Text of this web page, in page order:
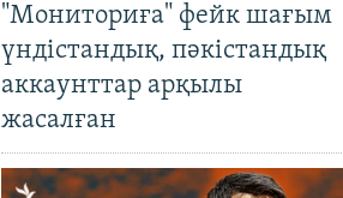
"Мониториға" фейк шағым
үндістандық, пәкістандық
аккаунттар арқылы
жасалған